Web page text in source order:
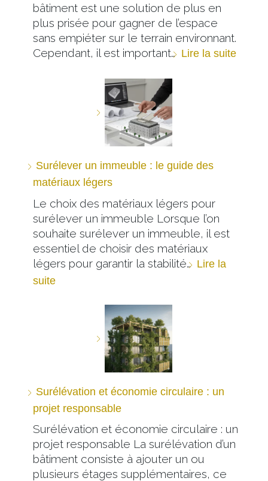
bâtiment est une solution de plus en
plus prisée pour gagner de l’espace
sans empiéter sur le terrain environnant.
Cependant, il est important… Lire la suite
Surélever un immeuble : le guide des
matériaux légers
Le choix des matériaux légers pour
surélever un immeuble Lorsque l’on
souhaite surélever un immeuble, il est
essentiel de choisir des matériaux
légers pour garantir la stabilité… Lire la
suite
Surélévation et économie circulaire : un
projet responsable
Surélévation et économie circulaire : un
projet responsable La surélévation d’un
bâtiment consiste à ajouter un ou
plusieurs étages supplémentaires, ce